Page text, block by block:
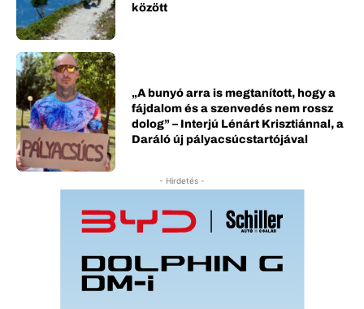
között
„A bunyó arra is megtanított, hogy a
fájdalom és a szenvedés nem rossz
dolog” – Interjú Lénárt Krisztiánnal, a
Daráló új pályacsúcstartójával
- Hirdetés -